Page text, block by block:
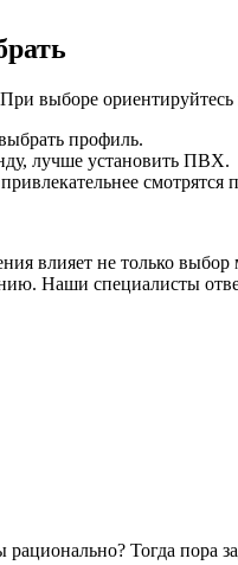
выборе ориентируйтесь
профиль.
лучше установить ПВХ.
влияет не только
Наши специалисты
Тогда пора